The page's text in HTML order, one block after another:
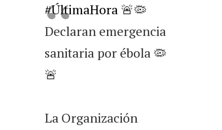
#ÚltimaHora 🚨🦠
Declaran emergencia
sanitaria por ébola 🦠
🚨
La Organización